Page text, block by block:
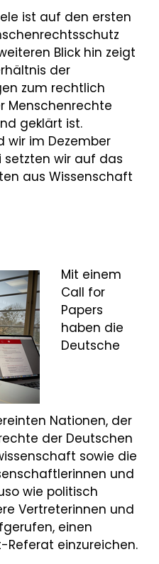
ist auf den ersten
Blick hin zeigt
der
zum rechtlich
Menschenrechte
geklärt ist.
wir im Dezember
setzten wir auf das
aus Wissenschaft
Mit einem
Call for
Papers
haben die
Deutsche
Nationen, der
der Deutschen
sowie die
und
wie politisch
Vertreterinnen und
einen
einzureichen.